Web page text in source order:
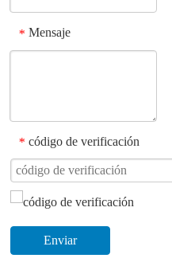
* Mensaje
* código de verificación
Enviar